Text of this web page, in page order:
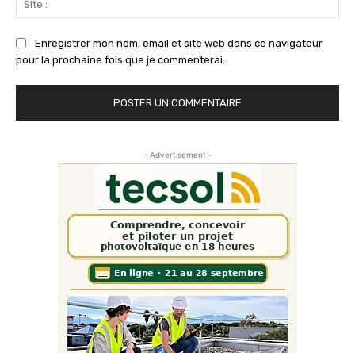
Enregistrer mon nom, email et site web dans ce navigateur
pour la prochaine fois que je commenterai.
- Advertisement -